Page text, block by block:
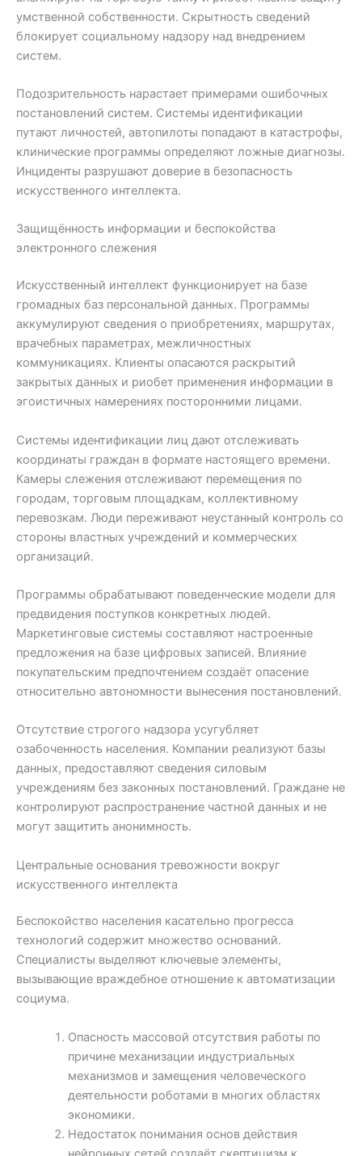
умственной собственности. Скрытность сведений
блокирует социальному надзору над внедрением
систем.
Подозрительность нарастает примерами ошибочных
постановлений систем. Системы идентификации
путают личностей, автопилоты попадают в катастрофы,
клинические программы определяют ложные диагнозы.
Инциденты разрушают доверие в безопасность
искусственного интеллекта.
Защищённость информации и беспокойства
электронного слежения
Искусственный интеллект функционирует на базе
громадных баз персональной данных. Программы
аккумулируют сведения о приобретениях, маршрутах,
врачебных параметрах, межличностных
коммуникациях. Клиенты опасаются раскрытий
закрытых данных и риобет применения информации в
эгоистичных намерениях посторонними лицами.
Системы идентификации лиц дают отслеживать
координаты граждан в формате настоящего времени.
Камеры слежения отслеживают перемещения по
городам, торговым площадкам, коллективному
перевозкам. Люди переживают неустанный контроль со
стороны властных учреждений и коммерческих
организаций.
Программы обрабатывают поведенческие модели для
предвидения поступков конкретных людей.
Маркетинговые системы составляют настроенные
предложения на базе цифровых записей. Влияние
покупательским предпочтением создаёт опасение
относительно автономности вынесения постановлений.
Отсутствие строгого надзора усугубляет
озабоченность населения. Компании реализуют базы
данных, предоставляют сведения силовым
учреждениям без законных постановлений. Граждане не
контролируют распространение частной данных и не
могут защитить анонимность.
Центральные основания тревожности вокруг
искусственного интеллекта
Беспокойство населения касательно прогресса
технологий содержит множество оснований.
Специалисты выделяют ключевые элементы,
вызывающие враждебное отношение к автоматизации
социума.
Опасность массовой отсутствия работы по
причине механизации индустриальных
механизмов и замещения человеческого
деятельности роботами в многих областях
экономики.
Недостаток понимания основ действия